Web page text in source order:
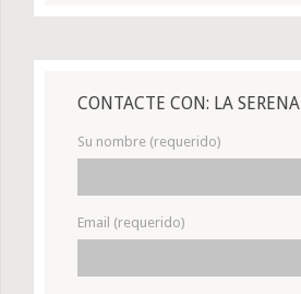
CONTACTE CON: LA SERENA
Su nombre (requerido)
Email (requerido)